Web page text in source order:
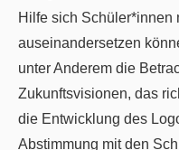
Hilfe sich Schüler*innen
auseinandersetzen
unter Anderem die
Zukunftsvisionen, das
die Entwicklung des
Abstimmung mit den